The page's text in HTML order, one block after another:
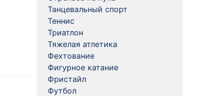
Танцевальный спорт
Теннис
Триатлон
Тяжелая атлетика
Фехтование
Фигурное катание
Фристайл
Футбол